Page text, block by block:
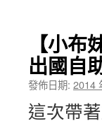
【小
出國自
發佈日期: 2014
這次帶